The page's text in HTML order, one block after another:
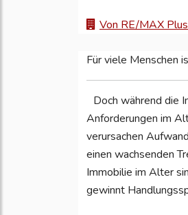
Von RE/MAX
Für viele Menschen
Doch während die
Anforderungen im
verursachen
einen wachsenden
Immobilie im Alter
gewinnt